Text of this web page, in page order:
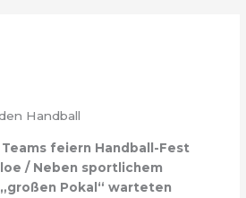
Handball
feiern Handball-Fest
/ Neben sportlichem
Pokal“ warteten